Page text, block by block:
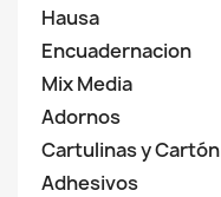
Hausa
Encuadernacion
Mix Media
Adornos
Cartulinas y Cartón
Adhesivos